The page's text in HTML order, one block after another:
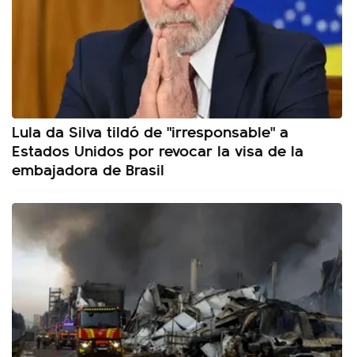
Lula da Silva tildó de "irresponsable" a
Estados Unidos por revocar la visa de la
embajadora de Brasil